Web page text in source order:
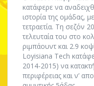
κατάφερε να
ιστορία της ομάδας,
τετραετία. Τη σεζόν
τελευταία του στο
ριμπάουντ και 2.9
Loyisiana Tech
2014-2015) να
περιφέρειας και ν’